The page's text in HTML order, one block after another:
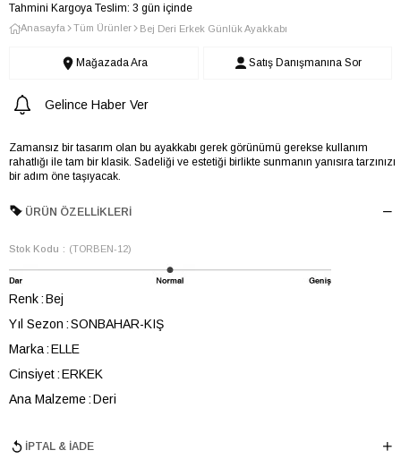
Tahmini Kargoya Teslim: 3 gün içinde
Anasayfa Tüm Ürünler Bej Deri Erkek Günlük Ayakkabı
Mağazada Ara Satış Danışmanına Sor
Gelince Haber Ver
Zamansız bir tasarım olan bu ayakkabı gerek görünümü gerekse kullanım
rahatlığı ile tam bir klasik. Sadeliği ve estetiği birlikte sunmanın yanısıra tarzınızı
bir adım öne taşıyacak.
ÜRÜN ÖZELLIKLERI
Stok Kodu (TORBEN-12)
Renk Bej
Yıl Sezon SONBAHAR-KIŞ
Marka ELLE
Cinsiyet ERKEK
Ana Malzeme Deri
Topuk Boyu 3 cm
İPTAL & İADE